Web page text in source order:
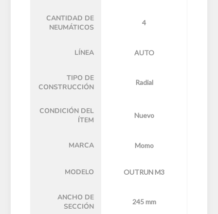
CANTIDAD DE
NEUMÁTICOS
4
LÍNEA AUTO
TIPO DE
CONSTRUCCIÓN
Radial
CONDICIÓN DEL
ÍTEM
Nuevo
MARCA Momo
MODELO OUTRUN M3
ANCHO DE
SECCIÓN
245 mm